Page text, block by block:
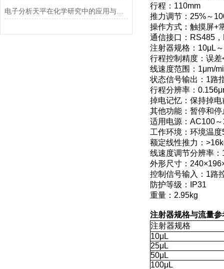
电子分析天平在化学研究中的应用与优势说明
行程：110mm
推力调节：25%～
操作方式：触摸屏+
通信接口：RS485
注射器规格：10μL
行程控制精度：误
线速度范围：1μm/
状态信号输出：1路
行程分辨率：
掉电记忆：保持掉
其他功能：暂停和
适用电源：AC100
工作环境：环境温
额定线性推力：
线速度调节分辨率
外形尺寸：
控制信号输入：1路
防护等级：IP31
重量：2.95kg
注射器规格与流量参
注射器规格
10μL
25μL
50μL
100μL